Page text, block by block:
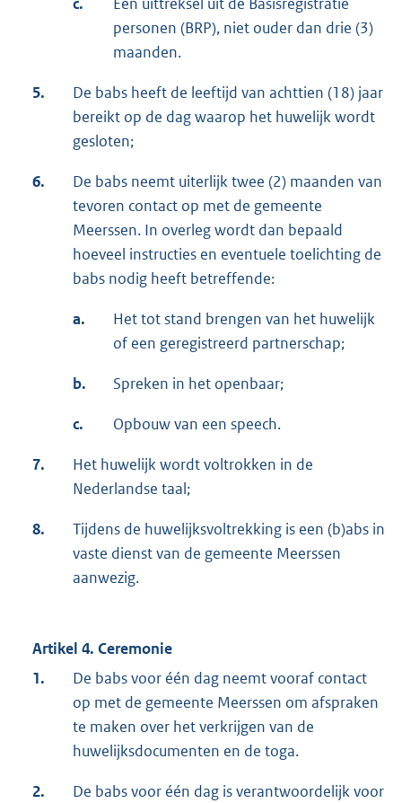
personen (BRP), niet ouder dan drie (3)
maanden.
5.
De babs heeft de leeftijd van achttien (18) jaar
bereikt op de dag waarop het huwelijk wordt
gesloten;
6.
De babs neemt uiterlijk twee (2) maanden van
tevoren contact op met de gemeente
Meerssen. In overleg wordt dan bepaald
hoeveel instructies en eventuele toelichting de
babs nodig heeft betreffende:
a.
Het tot stand brengen van het huwelijk
of een geregistreerd partnerschap;
b. Spreken in het openbaar;
c. Opbouw van een speech.
7.
Het huwelijk wordt voltrokken in de
Nederlandse taal;
8.
Tijdens de huwelijksvoltrekking is een (b)abs in
vaste dienst van de gemeente Meerssen
aanwezig.
Artikel 4. Ceremonie
1.
De babs voor één dag neemt vooraf contact
op met de gemeente Meerssen om afspraken
te maken over het verkrijgen van de
huwelijksdocumenten en de toga.
2.
De babs voor één dag is verantwoordelijk voor